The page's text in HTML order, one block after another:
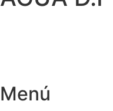
Menú